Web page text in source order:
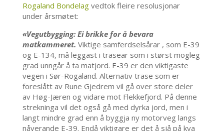
Rogaland Bondelagvedtok fleire resolusjonar
under årsmøtet:
«Vegutbygging: Ei brikke for å bevara
matkammeret. Viktige samferdselsårar , som E-39
og E-134, må leggast i trasear som i størst mogleg
grad unngår å ta matjord. E-39 er den viktigaste
vegen i Sør-Rogaland. Alternativ trase som er
foreslått av Rune Gjedrem vil gå over store deler
av Høg-Jæren og vidare mot Flekkefjord. På denne
strekninga vil det også gå med dyrka jord, men i
langt mindre grad enn å byggja ny motorveg langs
nåverande E-39. Endå viktigare er det å sjå på kva